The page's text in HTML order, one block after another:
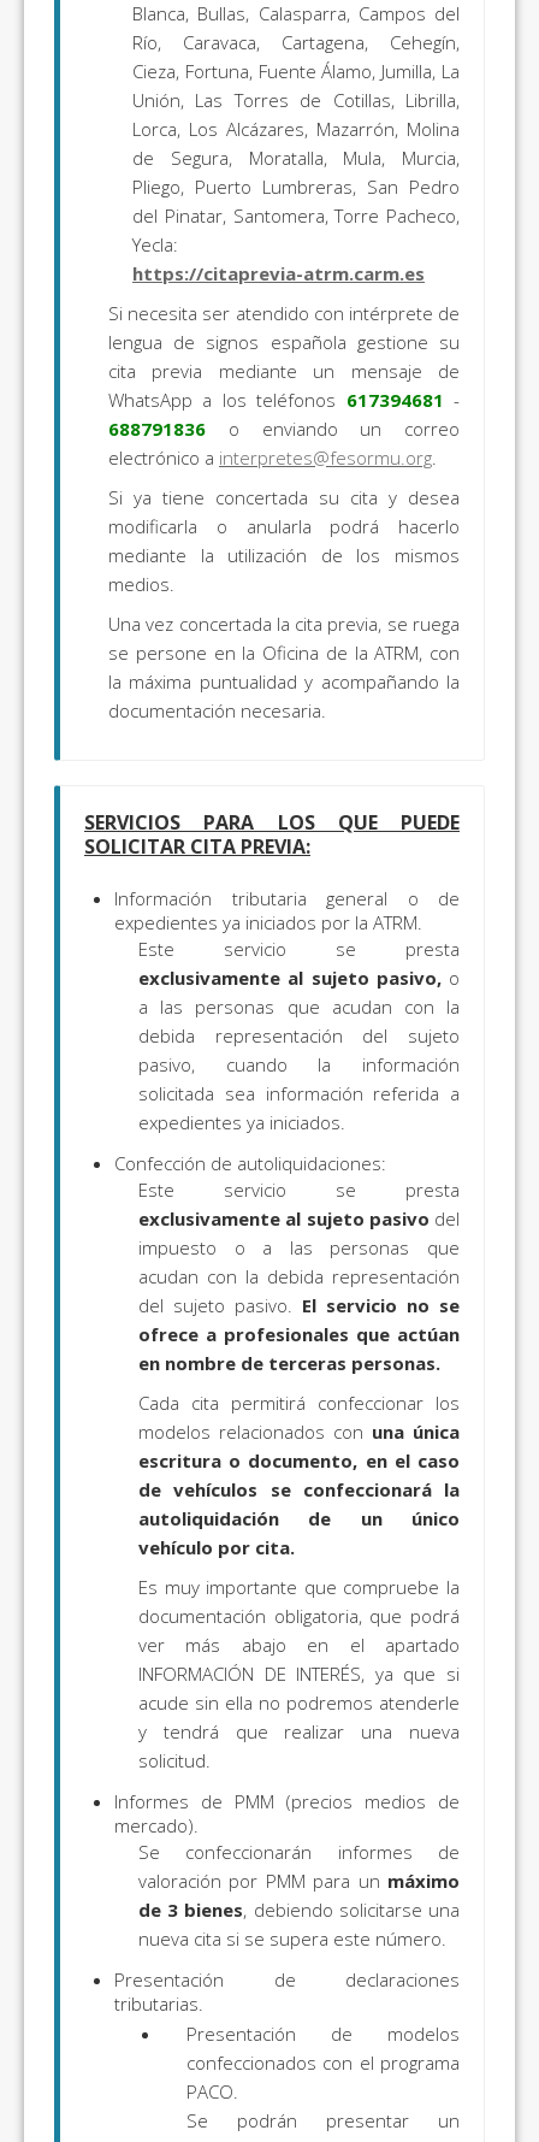
Blanca, Bullas, Calasparra, Campos del
Río, Caravaca, Cartagena, Cehegín,
Cieza, Fortuna, Fuente Álamo, Jumilla, La
Unión, Las Torres de Cotillas, Librilla,
Lorca, Los Alcázares, Mazarrón, Molina
de Segura, Moratalla, Mula, Murcia,
Pliego, Puerto Lumbreras, San Pedro
del Pinatar, Santomera, Torre Pacheco,
Yecla:
https://citaprevia-atrm.carm.es
Si necesita ser atendido con intérprete de
lengua de signos española gestione su
cita previa mediante un mensaje de
WhatsApp a los teléfonos 617394681 -
688791836
o enviando un correo
electrónico a interpretes@fesormu.org.
Si ya tiene concertada su cita y desea
modificarla o anularla podrá hacerlo
mediante la utilización de los mismos
medios.
Una vez concertada la cita previa, se ruega
se persone en la Oficina de la ATRM, con
la máxima puntualidad y acompañando la
documentación necesaria.
SERVICIOS PARA LOS QUE PUEDE
SOLICITAR CITA PREVIA:
Información tributaria general o de
expedientes ya iniciados por la ATRM.
Este servicio se presta
exclusivamente al sujeto pasivo,o
a las personas que acudan con la
debida representación del sujeto
pasivo, cuando la información
solicitada sea información referida a
expedientes ya iniciados.
Confección de autoliquidaciones:
Este servicio se presta
exclusivamente al sujeto pasivo del
impuesto o a las personas que
acudan con la debida representación
del sujeto pasivo. El servicio no se
ofrece a profesionales que actúan
en nombre de terceras personas.
Cada cita permitirá confeccionar los
modelos relacionados con una única
escritura o documento, en el caso
de vehículos se confeccionará la
autoliquidación de un único
vehículo por cita.
Es muy importante que compruebe la
documentación obligatoria, que podrá
ver más abajo en el apartado
INFORMACIÓN DE INTERÉS, ya que si
acude sin ella no podremos atenderle
y tendrá que realizar una nueva
solicitud.
Informes de PMM (precios medios de
mercado).
Se confeccionarán informes de
valoración por PMM para un máximo
de 3 bienes, debiendo solicitarse una
nueva cita si se supera este número.
Presentación de declaraciones
tributarias.
Presentación de modelos
confeccionados con el programa
PACO.
Se podrán presentar un